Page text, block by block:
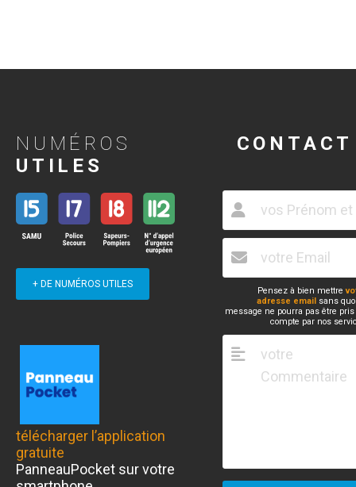
NUMÉROS
UTILES
+ DE NUMÉROS UTILES
télécharger l’application
gratuite
PanneauPocket sur votre
CONTACT
Pensez à bien mettre
adresse email sans
message ne pourra pas être
compte par nos